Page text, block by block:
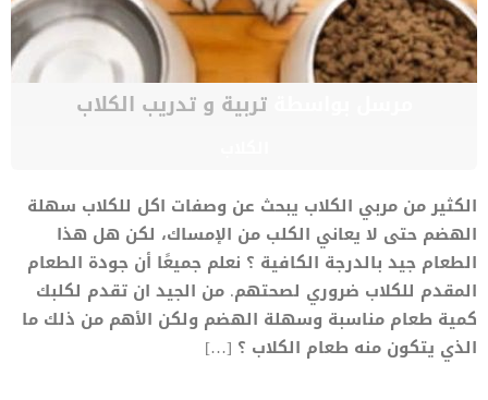
مرسل بواسطةتربية و تدريب الكلاب
الكثير من مربي الكلاب يبحث عن وصفات اكل للكلاب سهلة
الهضم حتى لا يعاني الكلب من الإمساك، لكن هل هذا
الطعام جيد بالدرجة الكافية ؟ نعلم جميعًا أن جودة الطعام
المقدم للكلاب ضروري لصحتهم. من الجيد ان تقدم لكلبك
كمية طعام مناسبة وسهلة الهضم ولكن الأهم من ذلك ما
الذي يتكون منه طعام الكلاب ؟ […]